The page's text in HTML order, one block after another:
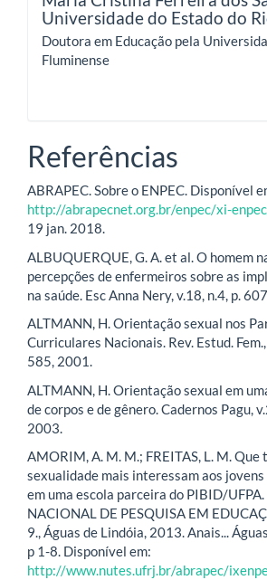
Universidade do Estado do
Doutora em Educação pela
Fluminense
Referências
ABRAPEC. Sobre o ENPEC. Disponível
http://abrapecnet.org.br/enpec/xi-
19 jan. 2018.
ALBUQUERQUE, G. A. et al. O homem
percepções de enfermeiros sobre as
na saúde. Esc Anna Nery, v.18, n.4, p.
ALTMANN, H. Orientação sexual nos
Curriculares Nacionais. Rev. Estud.
585, 2001.
ALTMANN, H. Orientação sexual em
de corpos e de gênero. Cadernos Pagu,
2003.
AMORIM, A. M. M.; FREITAS, L. M. Que
sexualidade mais interessam aos
em uma escola parceira do PIBID/
NACIONAL DE PESQUISA EM
9., Águas de Lindóia, 2013. Anais...
p 1-8. Disponível em:
http://www.nutes.ufrj.br/abrapec/